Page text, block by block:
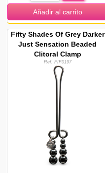
Añadir al carrito
Fifty Shades Of Grey Darker
Just Sensation Beaded
Clitoral Clamp
Ref. FIF0197